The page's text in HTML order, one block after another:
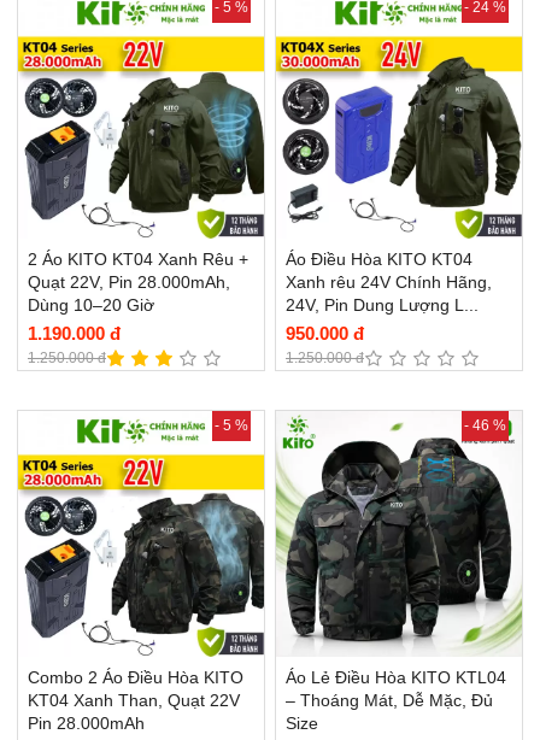
- 5 %
2 Áo KITO KT04 Xanh Rêu +
Quạt 22V, Pin 28.000mAh,
Dùng 10–20 Giờ
1.190.000 đ
1.250.000 đ
- 24 %
Áo Điều Hòa KITO KT04
Xanh rêu 24V Chính Hãng,
24V, Pin Dung Lượng L...
950.000 đ
1.250.000 đ
- 5 %
Combo 2 Áo Điều Hòa KITO
KT04 Xanh Than, Quạt 22V
Pin 28.000mAh
- 46 %
Áo Lẻ Điều Hòa KITO KTL04
– Thoáng Mát, Dễ Mặc, Đủ
Size